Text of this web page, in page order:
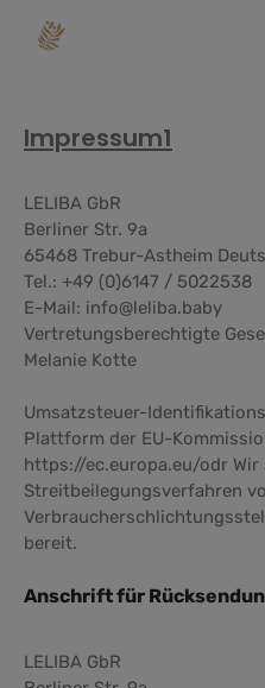
springen
Impressum1
LELIBA GbR
Berliner Str. 9a
65468 Trebur-Astheim
Tel.: +49 (0)6147 / 5022538
E-Mail: info@leliba.baby
Vertretungsberechtigte
Melanie Kotte
Umsatzsteuer-
Plattform der EU-
https://ec.europa.eu/odr Wir
Streitbeilegungsverfahren
bereit.
Anschrift für
LELIBA GbR